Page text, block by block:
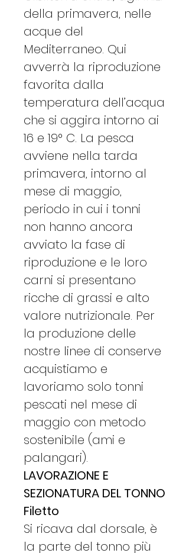
della primavera, nelle
acque del
Mediterraneo. Qui
avverrà la riproduzione
favorita dalla
temperatura dell’acqua
che si aggira intorno ai
16 e 19° C. La pesca
avviene nella tarda
primavera, intorno al
mese di maggio,
periodo in cui i tonni
non hanno ancora
avviato la fase di
riproduzione e le loro
carni si presentano
ricche di grassi e alto
valore nutrizionale. Per
la produzione delle
nostre linee di conserve
acquistiamo e
lavoriamo solo tonni
pescati nel mese di
maggio con metodo
sostenibile (ami e
palangari).
LAVORAZIONE E
SEZIONATURA DEL TONNO
Filetto
Si ricava dal dorsale, è
la parte del tonno più